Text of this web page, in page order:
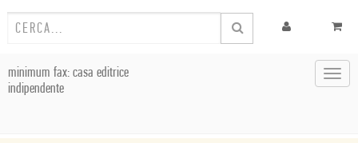
minimum fax: casa editrice
indipendente